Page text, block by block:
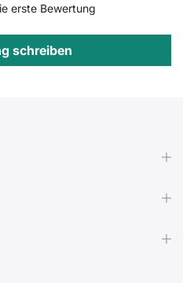
erste Bewertung
schreiben